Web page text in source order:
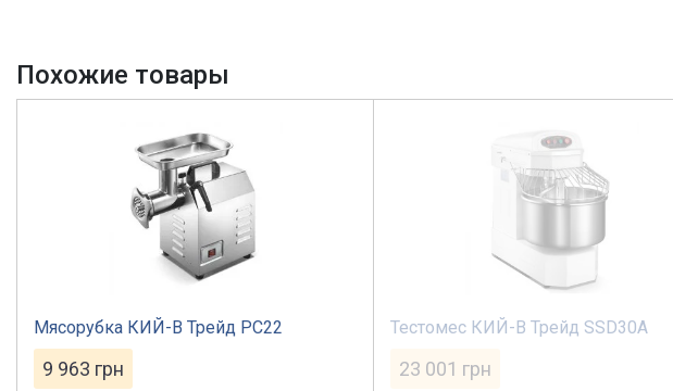
Похожие товары
Мясорубка КИЙ-В Трейд PC22
9 963 грн
Тестомес КИЙ-В Трейд SSD30A
23 001 грн